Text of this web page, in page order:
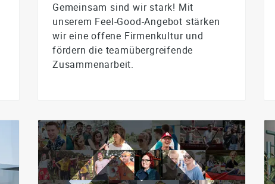
Gemeinsam sind wir stark! Mit
unserem Feel-Good-Angebot stärken
wir eine offene Firmenkultur und
fördern die teamübergreifende
Zusammenarbeit.